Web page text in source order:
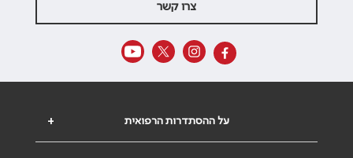
צרו קשר
+ על ההסתדרות הרפואית